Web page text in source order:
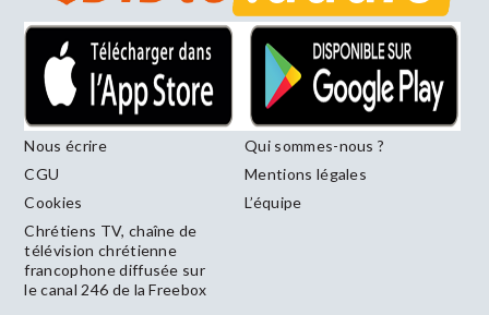
Nous écrire
Qui sommes-nous ?
CGU
Mentions légales
Cookies
L’équipe
Chrétiens TV, chaîne de
télévision chrétienne
francophone diffusée sur
le canal 246 de la Freebox